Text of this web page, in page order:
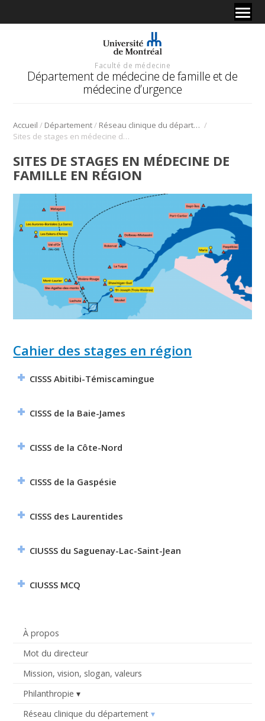
Faculté de médecine
Département de médecine de famille et de
médecine d’urgence
Accueil / Département/ Réseau clinique du département /
Sites de stages en médecine de famille en région
À propos
Mot du directeur
Mission, vision, slogan, valeurs
Philanthropie
Réseau clinique du département
SITES DE STAGES EN MÉDECINE DE
FAMILLE EN RÉGION
Cahier des stages en région
CISSS Abitibi-Témiscamingue
CISSS de la Baie-James
CISSS de la Côte-Nord
CISSS de la Gaspésie
CISSS des Laurentides
CIUSSS du Saguenay-Lac-Saint-Jean
CIUSSS MCQ